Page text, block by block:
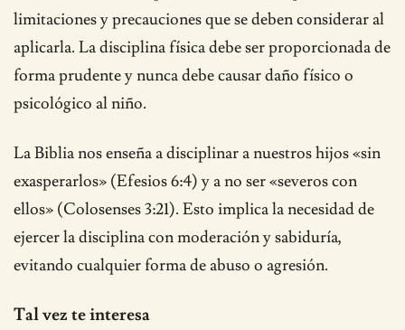
limitaciones y precauciones que se deben considerar al
aplicarla. La disciplina física debe ser proporcionada de
forma prudente y nunca debe causar daño físico o
psicológico al niño.
La Biblia nos enseña a disciplinar a nuestros hijos «sin
exasperarlos» (Efesios 6:4) y a no ser «severos con
ellos» (Colosenses 3:21). Esto implica la necesidad de
ejercer la disciplina con moderación y sabiduría,
evitando cualquier forma de abuso o agresión.
Tal vez te interesa